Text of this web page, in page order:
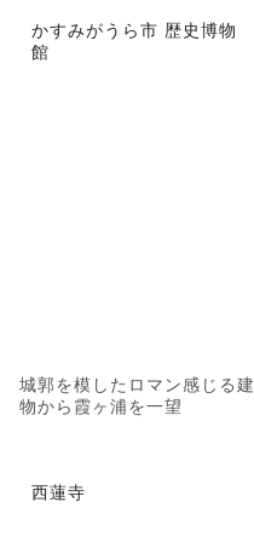
かすみがうら市 歴史博物
館
城郭を模したロマン感じる建
物から霞ヶ浦を一望
西蓮寺